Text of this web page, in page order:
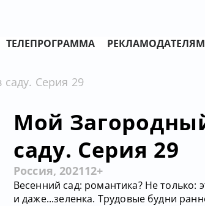
ТЕЛЕПРОГРАММА РЕКЛАМОДАТЕЛЯМ
Серия 29
Мой
саду. Серия 29
Россия, 202112+
Весенний сад: романтика? Не только:
и даже...зеленка. Трудовые будни